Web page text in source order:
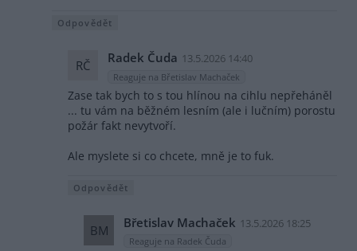
Odpovědět
RČ Radek Čuda 13.5.2026 14:40
Reaguje na Břetislav Machaček
Zase tak bych to s tou hlínou na cihlu nepřeháněl
... tu vám na běžném lesním (ale i lučním) porostu
požár fakt nevytvoří.
Ale myslete si co chcete, mně je to fuk.
Odpovědět
BM Břetislav Machaček 13.5.2026 18:25
Reaguje na Radek Čuda